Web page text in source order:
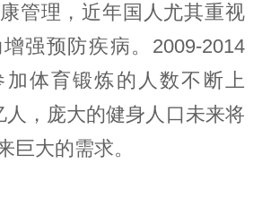
管理，近年国人尤其重视
强预防疾病。2009-2014
加体育锻炼的人数不断上
人，庞大的健身人口未来将
巨大的需求。